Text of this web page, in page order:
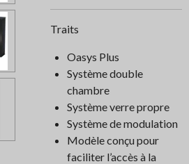
Traits
Oasys Plus
Système double
chambre
Système verre propre
Système de modulation
Modèle conçu pour
faciliter l’accès à la